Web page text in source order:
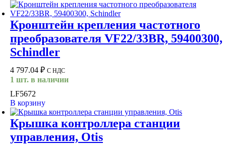
Кронштейн крепления частотного
преобразователя VF22/33BR, 59400300,
Schindler
4 797.04 ₽ С НДС
1 шт. в наличии
LF5672
В корзину
Крышка контроллера станции
управления, Otis